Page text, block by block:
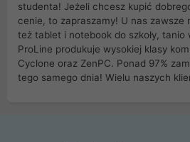
studenta! Jeżeli chcesz kupić
cenie, to zapraszamy! U nas zawsze
też tablet i notebook do szkoły, tanio
ProLine produkuje wysokiej klasy
Cyclone oraz ZenPC. Ponad 97%
tego samego dnia! Wielu naszych